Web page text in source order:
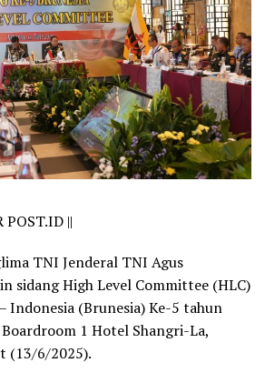
POST.ID ||
TNI Jenderal TNI Agus
sidang High Level Committee (HLC)
Indonesia (Brunesia) Ke-5 tahun
1 Hotel Shangri-La,
(13/6/2025).